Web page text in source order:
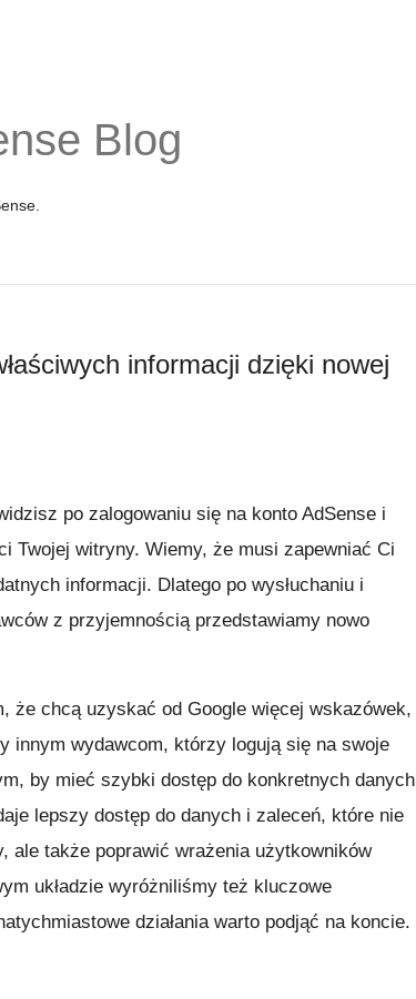
Blog
informacji dzięki nowej
po zalogowaniu się na konto AdSense i
Twojej witryny. Wiemy, że musi zapewniać Ci
informacji. Dlatego po wysłuchaniu i
z przyjemnością przedstawiamy nowo
że chcą uzyskać od Google więcej wskazówek,
innym wydawcom, którzy logują się na swoje
by mieć szybki dostęp do konkretnych danych
lepszy dostęp do danych i zaleceń, które nie
ale także poprawić wrażenia użytkowników
układzie wyróżniliśmy też kluczowe
działania warto podjąć na koncie.